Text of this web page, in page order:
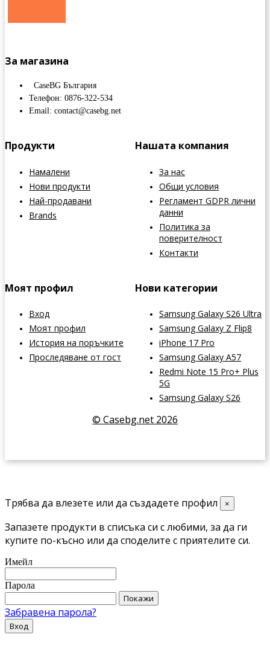
За магазина
CaseBG България
Телефон: 0876-322-534
Email: contact@casebg.net
Продукти
Намалени
Нови продукти
Най-продавани
Brands
Нашата компания
За нас
Общи условия
Регламент GDPR лични
данни
Политика за
поверителност
Контакти
Моят профил
Вход
Моят профил
История на поръчките
Проследяване от гост
Нови категории
Samsung Galaxy S26 Ultra
Samsung Galaxy Z Flip8
iPhone 17 Pro
Samsung Galaxy A57
Redmi Note 15 Pro+ Plus
5G
Samsung Galaxy S26
© Casebg.net 2026
Трябва да влезете или да създадете профил ×
Запазете продукти в списъка си с любими, за да ги
купите по-късно или да споделите с приятелите си.
Имейл
Парола
Покажи
Забравена парола?
Вход